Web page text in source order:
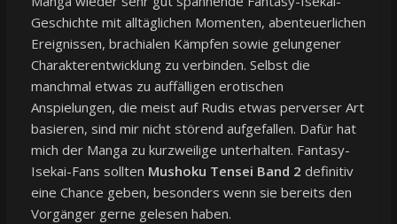
Geschichte mit alltäglichen Momenten, abenteuerlichen
Ereignissen, brachialen Kämpfen sowie gelungener
Charakterentwicklung zu verbinden. Selbst die
manchmal etwas zu auffälligen erotischen
Anspielungen, die meist auf Rudis etwas perverser Art
basieren, sind mir nicht störend aufgefallen. Dafür hat
mich der Manga zu kurzweilige unterhalten. Fantasy-
Isekai-Fans sollten Mushoku Tensei Band 2 definitiv
eine Chance geben, besonders wenn sie bereits den
Vorgänger gerne gelesen haben.